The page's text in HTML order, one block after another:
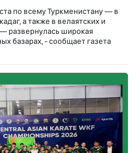
по всему Туркменистану — в
а также в велаятских и
развернулась широкая
базарах, - сообщает газета